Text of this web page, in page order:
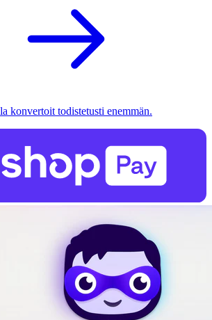
konvertoit todistetusti enemmän.